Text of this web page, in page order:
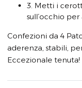
3. Metti i
sull’occhio
Confezioni da 4
aderenza, stabili,
Eccezionale tenuta!